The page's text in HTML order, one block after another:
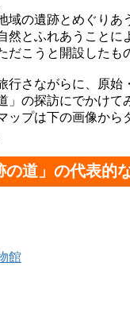
域の遺跡とめぐりあ
然とふれあうことに
だこうと開設したも
行さながらに、原始
」の探訪にでかけて
ップは下の画像から
の道」の代表的
館